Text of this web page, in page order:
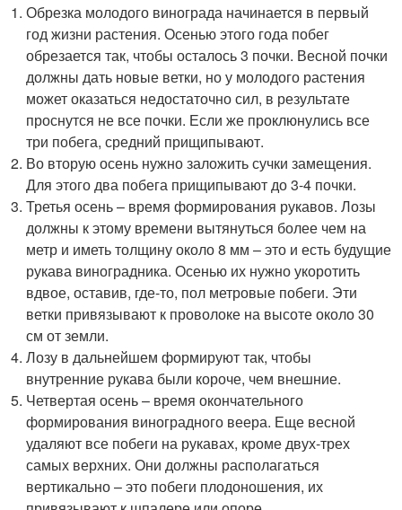
Обрезка молодого винограда начинается в первый
год жизни растения. Осенью этого года побег
обрезается так, чтобы осталось 3 почки. Весной почки
должны дать новые ветки, но у молодого растения
может оказаться недостаточно сил, в результате
проснутся не все почки. Если же проклюнулись все
три побега, средний прищипывают.
Во вторую осень нужно заложить сучки замещения.
Для этого два побега прищипывают до 3-4 почки.
Третья осень – время формирования рукавов. Лозы
должны к этому времени вытянуться более чем на
метр и иметь толщину около 8 мм – это и есть будущие
рукава виноградника. Осенью их нужно укоротить
вдвое, оставив, где-то, пол метровые побеги. Эти
ветки привязывают к проволоке на высоте около 30
см от земли.
Лозу в дальнейшем формируют так, чтобы
внутренние рукава были короче, чем внешние.
Четвертая осень – время окончательного
формирования виноградного веера. Еще весной
удаляют все побеги на рукавах, кроме двух-трех
самых верхних. Они должны располагаться
вертикально – это побеги плодоношения, их